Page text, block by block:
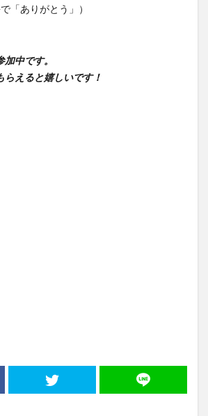
「ありがとう」）
中です。
らえると嬉しいです！